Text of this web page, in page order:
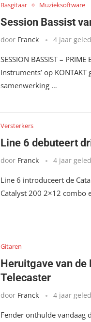
Basgitaar Muzieksoftware
Session Bassist
door Franck 4 jaar
SESSION BASSIST –
Instruments’ op
samenwerking …
Versterkers
Line 6 debuteert
door Franck 4 jaar
Line 6 introduceert de
Catalyst 200 2×12 combo
Gitaren
Heruitgave van de
Telecaster
door Franck 4 jaar
Fender onthulde vandaag